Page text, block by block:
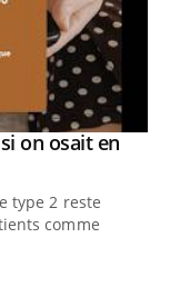
on osait en
type 2 reste
comme